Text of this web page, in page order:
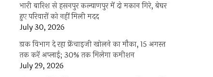
भारी बारिश से हसनपुर कल्याणपुर में दो मकान गिरे, बेघर
हुए परिवारों को नहीं मिली मदद
July 30, 2026
डाक विभाग दे रहा फ्रेंचाइजी खोलने का मौका, 15 अगस्त
तक करें अप्लाई; 30% तक मिलेगा कमीशन
July 29, 2026